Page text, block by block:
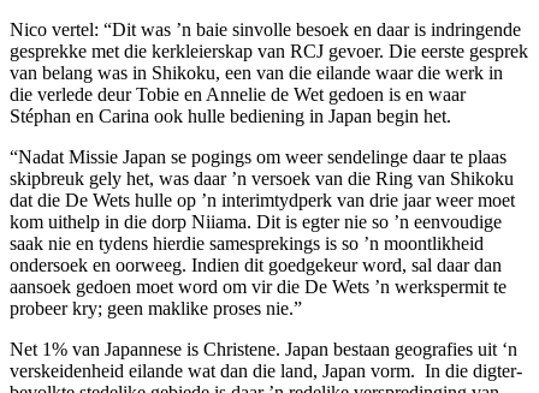
Nico vertel: “Dit was ’n baie sinvolle besoek en daar is indringende
gesprekke met die kerkleierskap van RCJ gevoer. Die eerste gesprek
van belang was in Shikoku, een van die eilande waar die werk in
die verlede deur Tobie en Annelie de Wet gedoen is en waar
Stéphan en Carina ook hulle bediening in Japan begin het.
“Nadat Missie Japan se pogings om weer sendelinge daar te plaas
skipbreuk gely het, was daar ’n versoek van die Ring van Shikoku
dat die De Wets hulle op ’n interimtydperk van drie jaar weer moet
kom uithelp in die dorp Niiama. Dit is egter nie so ’n eenvoudige
saak nie en tydens hierdie samesprekings is so ’n moontlikheid
ondersoek en oorweeg. Indien dit goedgekeur word, sal daar dan
aansoek gedoen moet word om vir die De Wets ’n werkspermit te
probeer kry; geen maklike proses nie.”
Net 1% van Japannese is Christene. Japan bestaan geografies uit ‘n
verskeidenheid eilande wat dan die land, Japan vorm. In die digter-